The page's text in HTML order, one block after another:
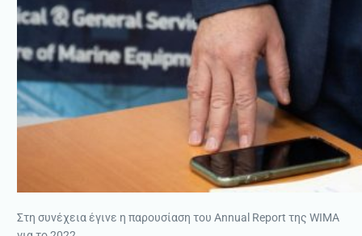
Στη συνέχεια έγινε η παρουσίαση του Annual Report της WIMA